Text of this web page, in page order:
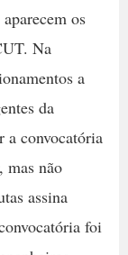
os
Na
a
da
a convocatória
mas não
assina
foi